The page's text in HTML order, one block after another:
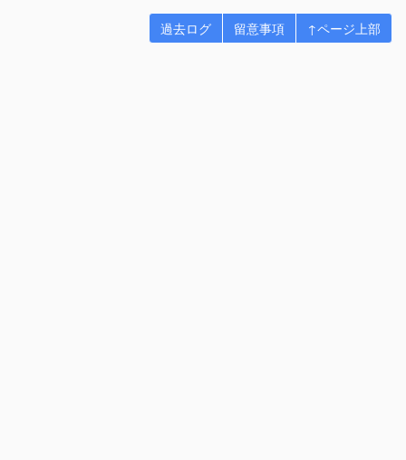
過去ログ 留意事項 ↑ページ上部